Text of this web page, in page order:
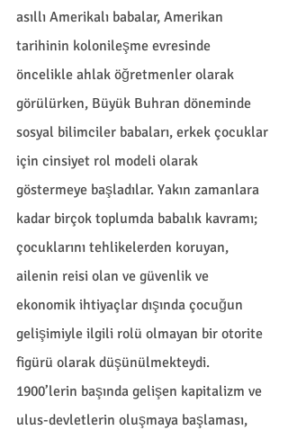
asıllı Amerikalı babalar, Amerikan
tarihinin kolonileşme evresinde
öncelikle ahlak öğretmenler olarak
görülürken, Büyük Buhran döneminde
sosyal bilimciler babaları, erkek çocuklar
için cinsiyet rol modeli olarak
göstermeye başladılar. Yakın zamanlara
kadar birçok toplumda babalık kavramı;
çocuklarını tehlikelerden koruyan,
ailenin reisi olan ve güvenlik ve
ekonomik ihtiyaçlar dışında çocuğun
gelişimiyle ilgili rolü olmayan bir otorite
figürü olarak düşünülmekteydi.
1900’lerin başında gelişen kapitalizm ve
ulus-devletlerin oluşmaya başlaması,